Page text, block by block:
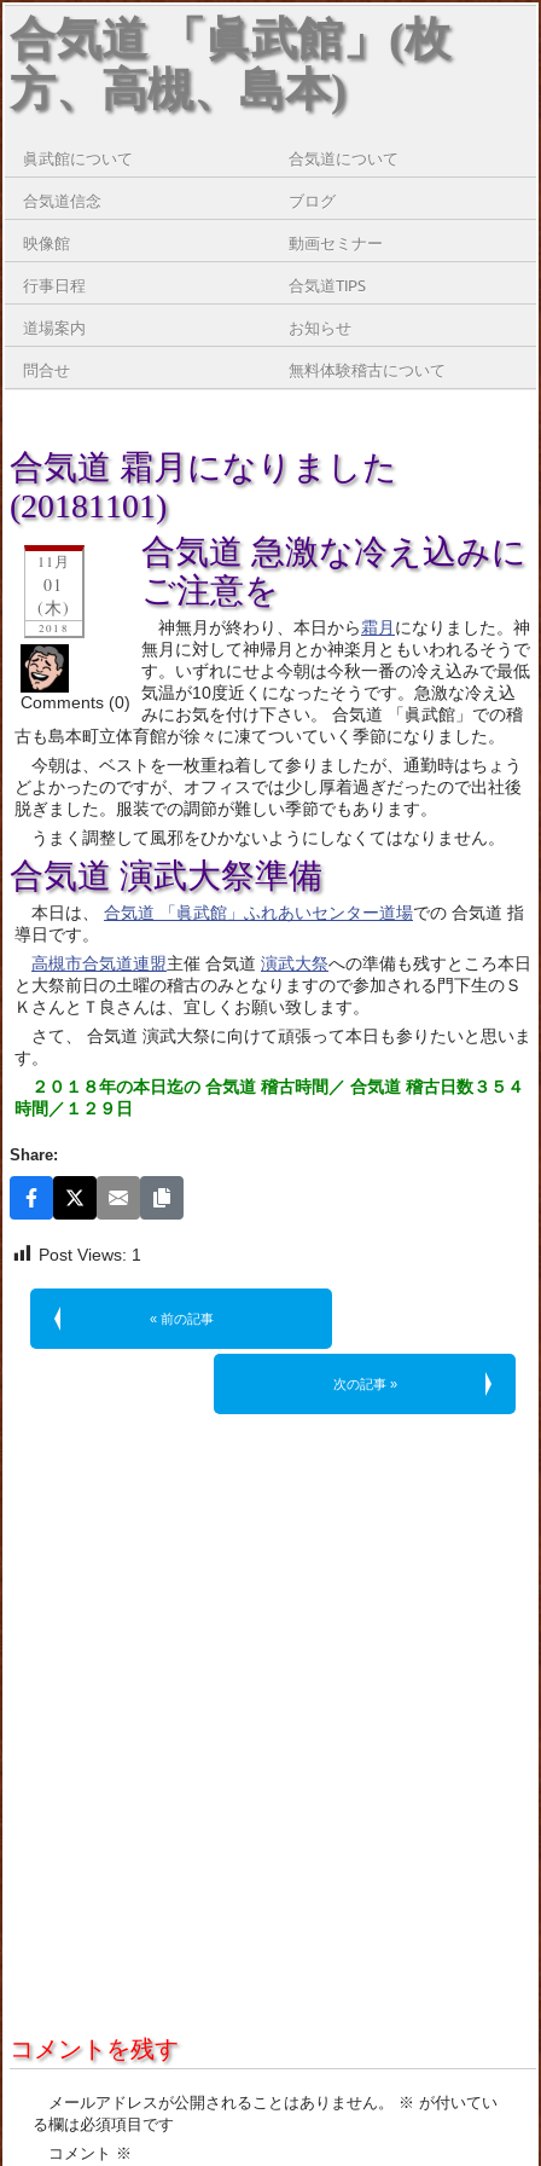
合気道 「眞武館」(枚
方、高槻、島本)
眞武館について 合気道について
合気道信念 ブログ
映像館 動画セミナー
行事日程 合気道TIPS
道場案内 お知らせ
問合せ 無料体験稽古について
合気道 霜月になりました
(20181101)
11月
01
(木)
2018
Comments (0)
合気道 急激な冷え込みに
ご注意を
神無月が終わり、本日から霜月 になりました。神
無月に対して神帰月とか神楽月ともいわれるそうで
す。いずれにせよ今朝は今秋一番の冷え込みで最低
気温が10度近くになったそうです。急激な冷え込
みにお気を付け下さい。 合気道 「眞武館」での稽
古も島本町立体育館が徐々に凍てついていく季節になりました。
今朝は、ベストを一枚重ね着して参りましたが、通勤時はちょう
どよかったのですが、オフィスでは少し厚着過ぎだったので出社後
脱ぎました。服装での調節が難しい季節でもあります。
うまく調整して風邪をひかないようにしなくてはなりません。
合気道 演武大祭準備
本日は、 合気道 「眞武館」ふれあいセンター道場での 合気道 指
導日です。
高槻市合気道連盟主催 合気道 演武大祭への準備も残すところ本日
と大祭前日の土曜の稽古のみとなりますので参加される門下生のＳ
ＫさんとＴ良さんは、宜しくお願い致します。
さて、 合気道 演武大祭に向けて頑張って本日も参りたいと思いま
す。
２０１８年の本日迄の 合気道 稽古時間／ 合気道 稽古日数３５４
時間／１２９日
Share:
Post Views: 1
« 前の記事
次の記事 »
コメントを残す
メールアドレスが公開されることはありません。 ※ が付いてい
る欄は必須項目です
コメント ※